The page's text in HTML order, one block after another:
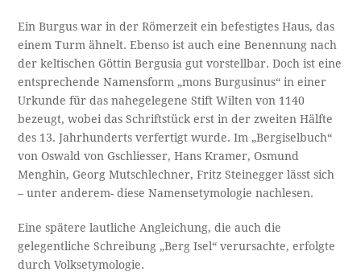
Ein Burgus war in der Römerzeit ein befestigtes Haus, das
einem Turm ähnelt. Ebenso ist auch eine Benennung nach
der keltischen Göttin Bergusia gut vorstellbar. Doch ist eine
entsprechende Namensform „mons Burgusinus“ in einer
Urkunde für das nahegelegene Stift Wilten von 1140
bezeugt, wobei das Schriftstück erst in der zweiten Hälfte
des 13. Jahrhunderts verfertigt wurde. Im „Bergiselbuch“
von Oswald von Gschliesser, Hans Kramer, Osmund
Menghin, Georg Mutschlechner, Fritz Steinegger lässt sich
– unter anderem- diese Namensetymologie nachlesen.
Eine spätere lautliche Angleichung, die auch die
gelegentliche Schreibung „Berg Isel“ verursachte, erfolgte
durch Volksetymologie.